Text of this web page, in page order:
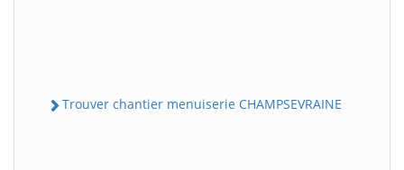
Trouver chantier menuiserie CHAMPSEVRAINE